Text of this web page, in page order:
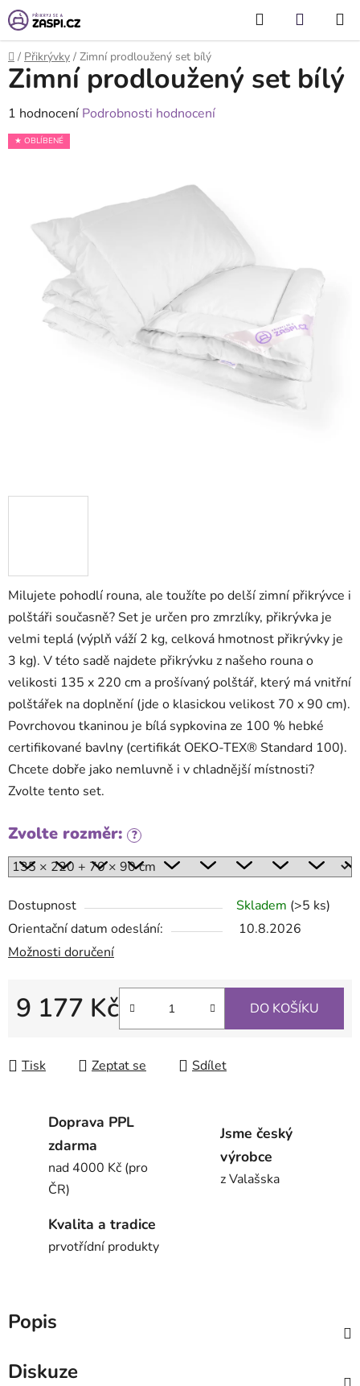
Přejít na obsah Hledat
KOŠÍK
Domů
/ Přikrývky / Zimní prodloužený set bílý
Milujete pohodlí rouna, ale toužíte po delší zimní přikrývce i
polštáři současně? Set je určen pro zmrzlíky, přikrývka je
velmi teplá (výplň váží 2 kg, celková hmotnost přikrývky je
3 kg). V této sadě najdete přikrývku z našeho rouna o
velikosti 135 x 220 cm a prošívaný polštář, který má vnitřní
polštářek na doplnění (jde o klasickou velikost 70 x 90 cm).
Povrchovou tkaninou je bílá sypkovina ze 100 % hebké
certifikované bavlny (certifikát OEKO-TEX® Standard 100).
Chcete dobře jako nemluvně i v chladnější místnosti?
Zvolte tento set.
Zvolte rozměr: ?
Dostupnost Skladem (>5 ks)
Orientační datum odeslání:
10.8.2026
Možnosti doručení
9 177 Kč DO KOŠÍKU
Tisk Zeptat se Sdílet
Zimní prodloužený set bílý
Průměrné
hodnocení
hvězdiček.
1 hodnocení Podrobnosti hodnocení
★ OBLÍBENÉ
Doprava PPL
zdarma
nad 4000 Kč (pro
ČR)
Jsme český
výrobce
z Valašska
Kvalita a tradice
prvotřídní produkty
Popis
Diskuze